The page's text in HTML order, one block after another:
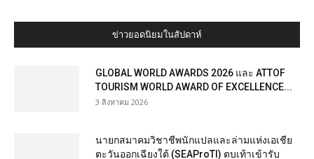
ข่าวยอดนิยมในสัปดาห์
GLOBAL WORLD AWARDS 2026 และ ATTOF
TOURISM WORLD AWARD OF EXCELLENCE...
3 สิงหาคม 2026
นายกสมาคมวิชาชีพนักแปลและล่ามแห่งเอเชีย
ตะวันออกเฉียงใต้ (SEAProTI) ตบเท้าเข้ารับ